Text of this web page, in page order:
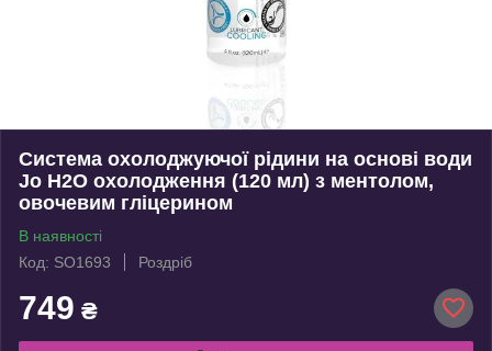
Система охолоджуючої рідини на основі води
Jo H2O охолодження (120 мл) з ментолом,
овочевим гліцерином
В наявності
Код: SO1693
Роздріб
749 ₴